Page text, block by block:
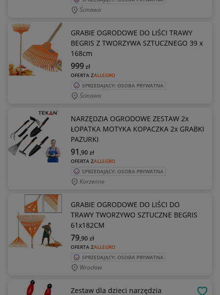
Ścinawa
GRABIE OGRODOWE DO LIŚCI TRAWY
BEGRIS Z TWORZYWA SZTUCZNEGO 39 x
168cm
OFERTA ZALLEGRO
999zł
SPRZEDAJĄCY: OSOBA PRYWATNA
Ścinawa
NARZĘDZIA OGRODOWE ZESTAW 2x
ŁOPATKA MOTYKA KOPACZKA 2x GRABKI
PAZURKI
OFERTA ZALLEGRO
91 ,90zł
SPRZEDAJĄCY: OSOBA PRYWATNA
Korzenna
GRABIE OGRODOWE DO LIŚCI DO
TRAWY TWORZYWO SZTUCZNE BEGRIS
61x182CM
OFERTA ZALLEGRO
79,90zł
SPRZEDAJĄCY: OSOBA PRYWATNA
Wrocław
Zestaw dla dzieci narzędzia